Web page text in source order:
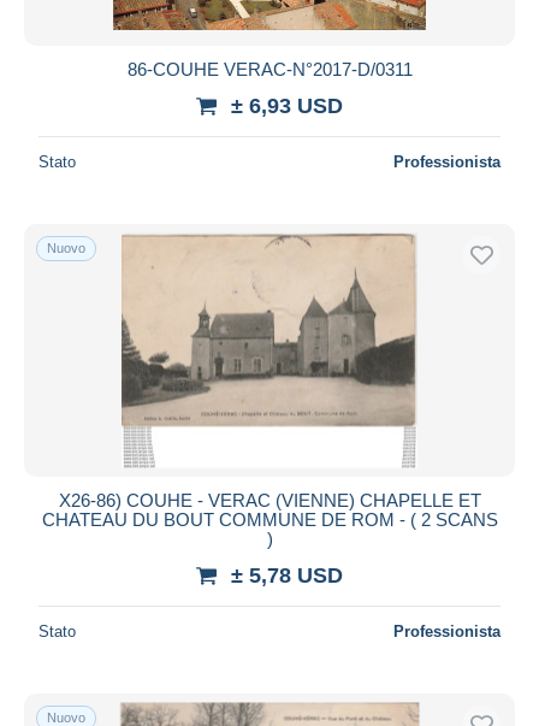
86-COUHE VERAC-N°2017-D/0311
± 6,93 USD
Stato Professionista
Nuovo
X26-86) COUHE - VERAC (VIENNE) CHAPELLE ET
CHATEAU DU BOUT COMMUNE DE ROM - ( 2 SCANS
)
± 5,78 USD
Stato Professionista
Nuovo